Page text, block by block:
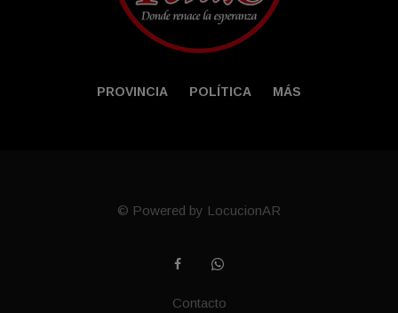
PROVINCIA POLÍTICA MÁS
© Powered by LocucionAR
Contacto